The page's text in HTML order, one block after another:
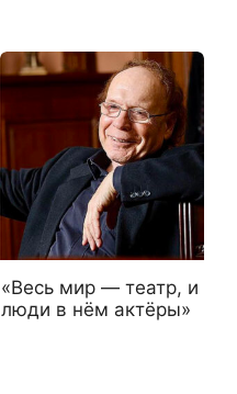
«Весь мир — театр, и
люди в нём актёры»